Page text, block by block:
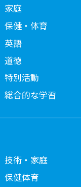
家庭
保健・体育
英語
道徳
特別活動
総合的な学習
技術・家庭
保健体育